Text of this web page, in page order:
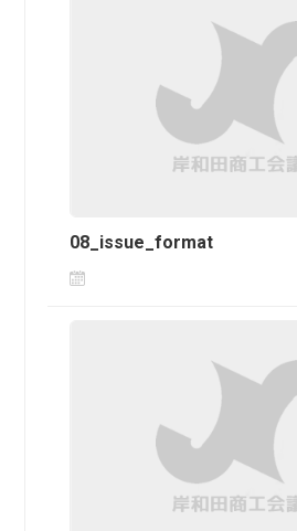
08_issue_format